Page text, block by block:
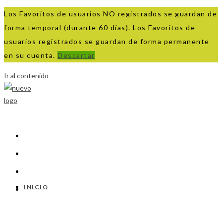
Los Favoritos de usuarios NO registrados se guardan de
forma temporal (durante 60 días). Los Favoritos de
usuarios registrados se guardan de forma permanente
en su cuenta. Descartar
Ir al contenido
INICIO